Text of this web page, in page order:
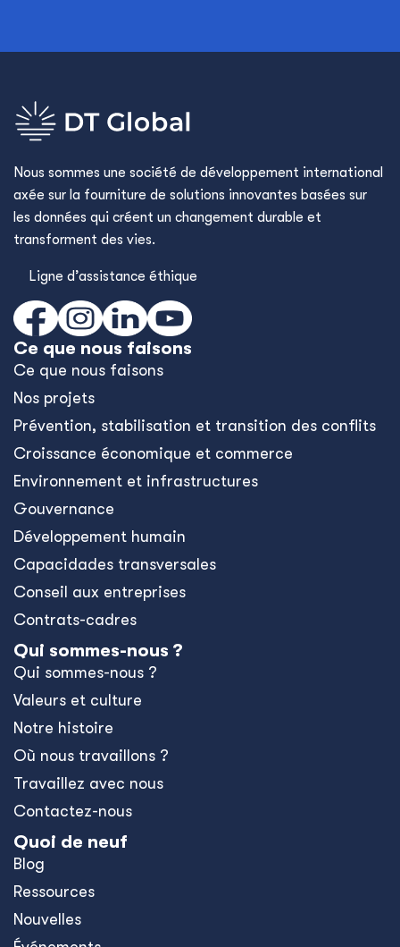
Nous sommes une société de développement international
axée sur la fourniture de solutions innovantes basées sur
les données qui créent un changement durable et
transforment des vies.
Ligne d’assistance éthique
Ce que nous faisons
Ce que nous faisons
Nos projets
Prévention, stabilisation et transition des conflits
Croissance économique et commerce
Environnement et infrastructures
Gouvernance
Développement humain
Capacidades transversales
Conseil aux entreprises
Contrats-cadres
Qui sommes-nous ?
Qui sommes-nous ?
Valeurs et culture
Notre histoire
Où nous travaillons ?
Travaillez avec nous
Contactez-nous
Quoi de neuf
Blog
Ressources
Nouvelles